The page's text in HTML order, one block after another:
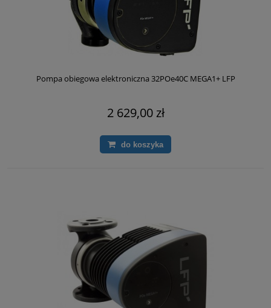
Pompa obiegowa elektroniczna 32POe40C MEGA1+ LFP
2 629,00 zł
do koszyka